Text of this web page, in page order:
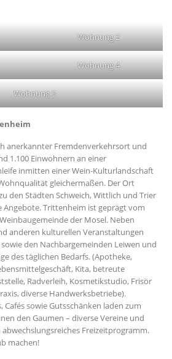
Wohnung 2
Wohnung 4
Wohnung 5
anerkannter Fremdenverkehrsort und
1.100 Einwohnern an einer
inmitten einer Wein-Kulturlandschaft
gleichermaßen. Der Ort
den Städten Schweich, Wittlich und Trier
Angebote. Trittenheim ist geprägt vom
der Mosel. Neben
anderen kulturellen Veranstaltungen
den Nachbargemeinden Leiwen und
des täglichen Bedarfs. (Apotheke,
Kita, betreute
Radverleih, Kosmetikstudio, Frisör
diverse Handwerksbetriebe).
Cafés sowie Gutsschänken laden zum
den Gaumen – diverse Vereine und
Freizeitprogramm.
machen!